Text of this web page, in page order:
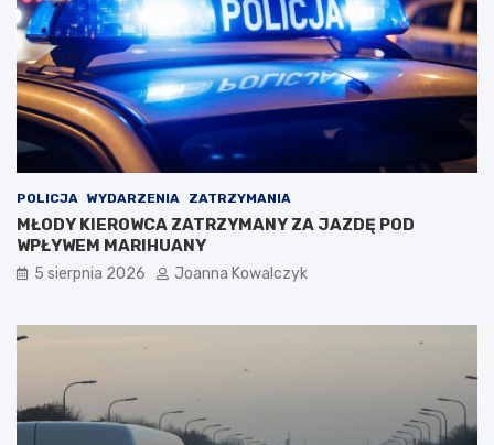
POLICJA WYDARZENIA ZATRZYMANIA
MŁODY KIEROWCA ZATRZYMANY ZA JAZDĘ POD
WPŁYWEM MARIHUANY
5 sierpnia 2026 Joanna Kowalczyk